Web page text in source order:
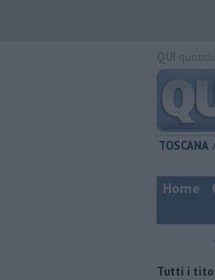
TOSCANA
Home
Tutti i
Nascosta in un bar